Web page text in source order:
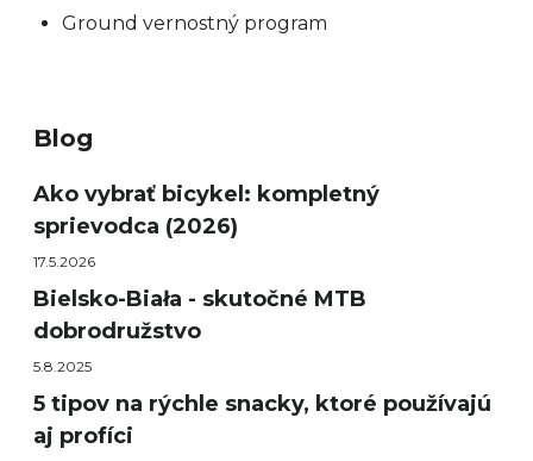
Ground vernostný program
Blog
Ako vybrať bicykel: kompletný
sprievodca (2026)
17.5.2026
Bielsko-Biała - skutočné MTB
dobrodružstvo
5.8.2025
5 tipov na rýchle snacky, ktoré používajú
aj profíci